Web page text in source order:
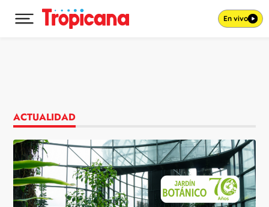
Desplegar menú principal En vivo
ACTUALIDAD